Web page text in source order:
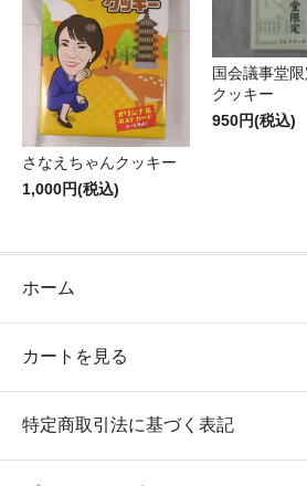
さなえちゃんクッキー
1,000円(税込)
国会議事堂
クッキー
950円(税込)
ホーム
カートを見る
特定商取引法に基づく表記